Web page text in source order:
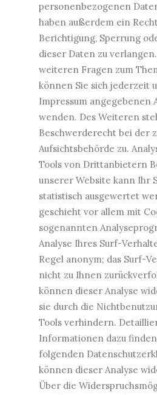
personenbezogenen
haben außerdem ein
Berichtigung, Sperrung
dieser Daten zu
weiteren Fragen zum
können Sie sich jederzeit
Impressum angegebenen
wenden. Des Weiteren
Beschwerderecht bei der
Aufsichtsbehörde zu.
Tools von Drittanbietern
unserer Website kann Ihr
statistisch ausgewertet
geschieht vor allem mit
sogenannten
Analyse Ihres Surf-
Regel anonym; das Surf-
nicht zu Ihnen
können dieser Analyse
sie durch die
Tools verhindern.
Informationen dazu
folgenden
können dieser Analyse
Über die